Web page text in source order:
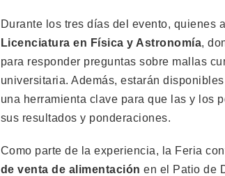
Durante los tres días del evento, quienes
Licenciatura en Física y Astronomía,
para responder preguntas sobre mallas
universitaria. Además, estarán
una herramienta clave para que las y los
sus resultados y ponderaciones.
Como parte de la experiencia, la Feria
de venta de alimentación en el Patio de